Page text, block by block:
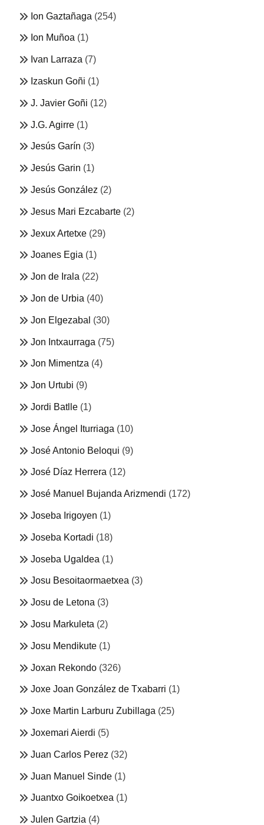
Ion Gaztañaga (254)
Ion Muñoa (1)
Ivan Larraza (7)
Izaskun Goñi (1)
J. Javier Goñi (12)
J.G. Agirre (1)
Jesús Garín (3)
Jesús Garin (1)
Jesús González (2)
Jesus Mari Ezcabarte (2)
Jexux Artetxe (29)
Joanes Egia (1)
Jon de Irala (22)
Jon de Urbia (40)
Jon Elgezabal (30)
Jon Intxaurraga (75)
Jon Mimentza (4)
Jon Urtubi (9)
Jordi Batlle (1)
Jose Ángel Iturriaga (10)
José Antonio Beloqui (9)
José Díaz Herrera (12)
José Manuel Bujanda Arizmendi (172)
Joseba Irigoyen (1)
Joseba Kortadi (18)
Joseba Ugaldea (1)
Josu Besoitaormaetxea (3)
Josu de Letona (3)
Josu Markuleta (2)
Josu Mendikute (1)
Joxan Rekondo (326)
Joxe Joan González de Txabarri (1)
Joxe Martin Larburu Zubillaga (25)
Joxemari Aierdi (5)
Juan Carlos Perez (32)
Juan Manuel Sinde (1)
Juantxo Goikoetxea (1)
Julen Gartzia (4)